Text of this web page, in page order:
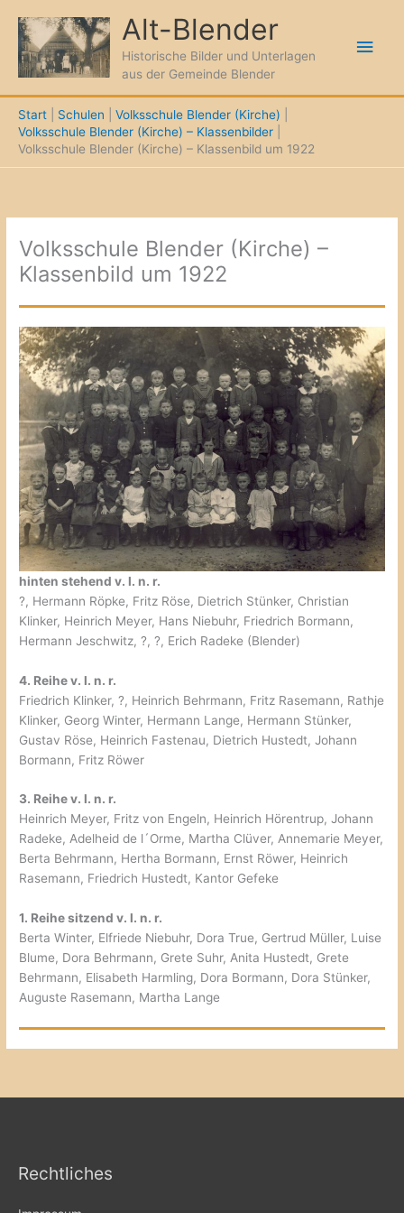
Inhalt
springen
Alt-Blender
Historische Bilder und Unterlagen
aus der Gemeinde Blender
Start Schulen
Volksschule Blender (Kirche)
Volksschule Blender (Kirche) – Klassenbilder
Volksschule Blender (Kirche) – Klassenbild um 1922
Volksschule Blender (Kirche) –
Klassenbild um 1922
hinten stehend v. l. n. r.
?, Hermann Röpke, Fritz Röse, Dietrich Stünker, Christian
Klinker, Heinrich Meyer, Hans Niebuhr, Friedrich Bormann,
Hermann Jeschwitz, ?, ?, Erich Radeke (Blender)
4. Reihe v. l. n. r.
Friedrich Klinker, ?, Heinrich Behrmann, Fritz Rasemann, Rathje
Klinker, Georg Winter, Hermann Lange, Hermann Stünker,
Gustav Röse, Heinrich Fastenau, Dietrich Hustedt, Johann
Bormann, Fritz Röwer
3. Reihe v. l. n. r.
Heinrich Meyer, Fritz von Engeln, Heinrich Hörentrup, Johann
Radeke, Adelheid de l´Orme, Martha Clüver, Annemarie Meyer,
Berta Behrmann, Hertha Bormann, Ernst Röwer, Heinrich
Rasemann, Friedrich Hustedt, Kantor Gefeke
1. Reihe sitzend v. l. n. r.
Berta Winter, Elfriede Niebuhr, Dora True, Gertrud Müller, Luise
Blume, Dora Behrmann, Grete Suhr, Anita Hustedt, Grete
Behrmann, Elisabeth Harmling, Dora Bormann, Dora Stünker,
Auguste Rasemann, Martha Lange
Rechtliches